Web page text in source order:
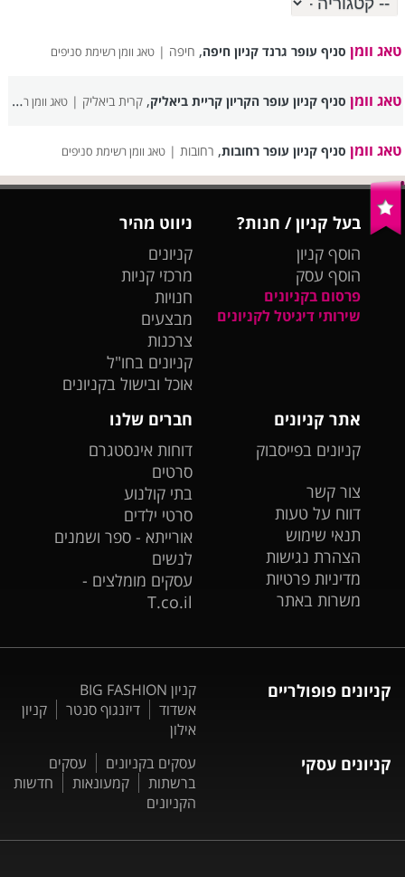
טאג וומן סניף עופר גרנד קניון חיפה, חיפה |טאג וומן רשימת סניפים
טאג וומן סניף קניון עופר הקריון קריית ביאליק,קרית ביאליק |טאג וומן רשימת סניפים
טאג וומן סניף קניון עופר רחובות, רחובות |טאג וומן רשימת סניפים
בעל קניון / חנות?
הוסף קניון
הוסף עסק
פרסום בקניונים
שירותי דיגיטל לקניונים
ניווט מהיר
קניונים
מרכזי קניות
חנויות
מבצעים
צרכנות
קניונים בחו"ל
אוכל ובישול בקניונים
אתר קניונים
קניונים בפייסבוק
צור קשר
דווח על טעות
תנאי שימוש
הצהרת נגישות
מדיניות פרטיות
משרות באתר
חברים שלנו
דוחות אינסטגרם
סרטים
בתי קולנוע
סרטי ילדים
אורייתא - ספר ושמנים
לנשים
עסקים מומלצים -
T.co.il
קניונים פופולריים
קניון BIG FASHION
אשדוד
דיזנגוף סנטר
קניון
אילון
קניונים עסקי עסקים בקניונים
עסקים
ברשתות
קמעונאות
חדשות
הקניונים